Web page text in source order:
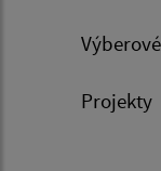
Projekty